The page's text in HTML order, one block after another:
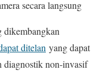
secara langsung
dikembangkan
ditelan yang dapat
diagnostik non-invasif